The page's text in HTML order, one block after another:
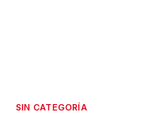
SIN CATEGORÍA